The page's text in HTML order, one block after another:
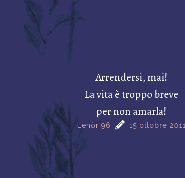
Arrendersi, mai!
La vita è troppo breve
per non amarla!
Lenòr 96 15 ottobre 2011